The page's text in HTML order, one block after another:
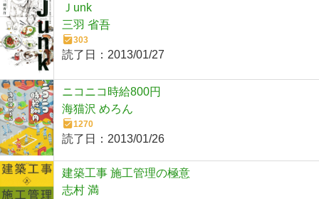
Ｊunk
三羽 省吾
303
読了日： 2013/01/27
ニコニコ時給800円
海猫沢 めろん
1270
読了日： 2013/01/26
建築工事 施工管理の極意
志村 満